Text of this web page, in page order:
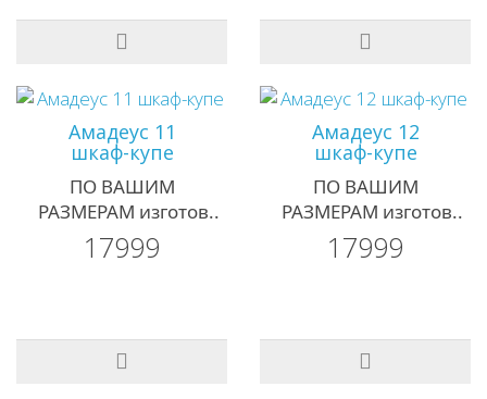
Амадеус 11
шкаф-купе
ПО ВАШИМ
РАЗМЕРАМ изготов..
17999
Амадеус 12
шкаф-купе
ПО ВАШИМ
РАЗМЕРАМ изготов..
17999